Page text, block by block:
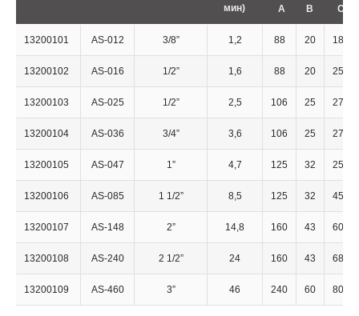
мин)
A B C
13200101 AS-012 3/8” 1,2 88 20 187
13200102 AS-016 1/2” 1,6 88 20 256
13200103 AS-025 1/2” 2,5 106 25 278
13200104 AS-036 3/4” 3,6 106 25 278
13200105 AS-047 1” 4,7 125 32 252
13200106 AS-085 1 1/2” 8,5 125 32 450
13200107 AS-148 2” 14,8 160 43 605
13200108 AS-240 2 1/2” 24 160 43 685
13200109 AS-460 3” 46 240 60 800